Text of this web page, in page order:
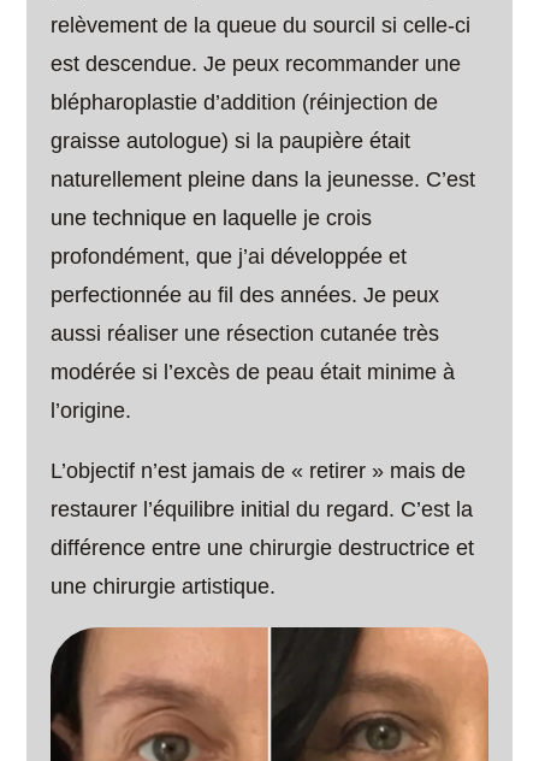
relèvement de la queue du sourcil si celle-ci
est descendue. Je peux recommander une
blépharoplastie d’addition (réinjection de
graisse autologue) si la paupière était
naturellement pleine dans la jeunesse. C’est
une technique en laquelle je crois
profondément, que j’ai développée et
perfectionnée au fil des années. Je peux
aussi réaliser une résection cutanée très
modérée si l’excès de peau était minime à
l’origine.
L’objectif n’est jamais de « retirer » mais de
restaurer l’équilibre initial du regard. C’est la
différence entre une chirurgie destructrice et
une chirurgie artistique.